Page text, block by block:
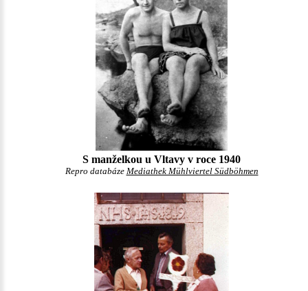
S manželkou u Vltavy v roce 1940
Repro databáze Mediathek Mühlviertel Südböhmen